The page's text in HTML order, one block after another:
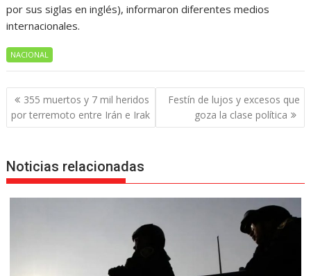
por sus siglas en inglés), informaron diferentes medios
internacionales.
NACIONAL
Navegación
de
entradas
355 muertos y 7 mil heridos
por terremoto entre Irán e Irak
Festín de lujos y excesos que
goza la clase política
Noticias relacionadas